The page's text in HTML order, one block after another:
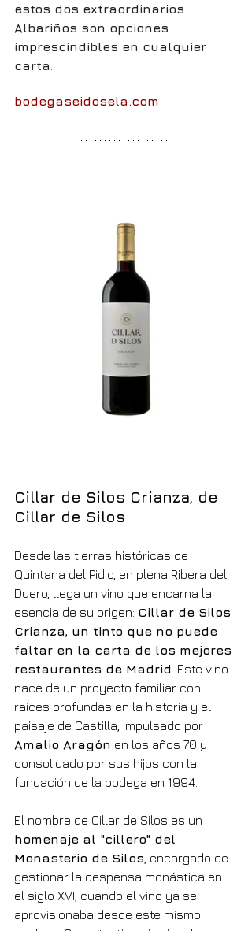
estos dos extraordinarios
Albariños son opciones
imprescindibles en cualquier
carta
bodegaseidosela.com
Cillar de Silos Crianza, de
Cillar de Silos
Desde las tierras históricas de
Quintana del Pidio, en plena Ribera del
Duero, llega un vino que encarna la
esencia de su origen: Cillar de Silos
Crianza, un tinto que no puede
faltar en la carta de los mejores
restaurantes de Madrid . Este vino
nace de un proyecto familiar con
raíces profundas en la historia y el
paisaje de Castilla, impulsado por
Amalio Aragón en los años 70 y
consolidado por sus hijos con la
fundación de la bodega en 1994.
El nombre de Cillar de Silos es un
homenaje al "cillero" del
Monasterio de Silos , encargado de
gestionar la despensa monástica en
el siglo XVI, cuando el vino ya se
aprovisionaba desde este mismo